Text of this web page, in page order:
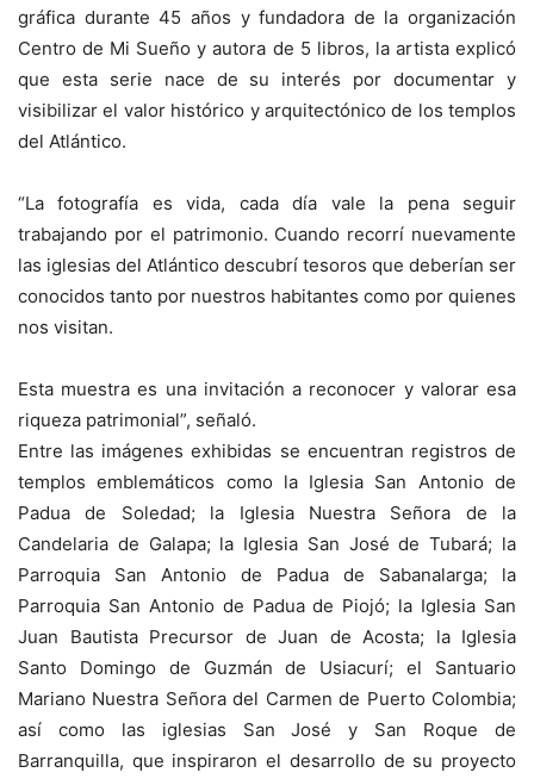
gráfica durante 45 años y fundadora de la organización
Centro de Mi Sueño y autora de 5 libros, la artista explicó
que esta serie nace de su interés por documentar y
visibilizar el valor histórico y arquitectónico de los templos
del Atlántico.
“La fotografía es vida, cada día vale la pena seguir
trabajando por el patrimonio. Cuando recorrí nuevamente
las iglesias del Atlántico descubrí tesoros que deberían ser
conocidos tanto por nuestros habitantes como por quienes
nos visitan.
Esta muestra es una invitación a reconocer y valorar esa
riqueza patrimonial”, señaló.
Entre las imágenes exhibidas se encuentran registros de
templos emblemáticos como la Iglesia San Antonio de
Padua de Soledad; la Iglesia Nuestra Señora de la
Candelaria de Galapa; la Iglesia San José de Tubará; la
Parroquia San Antonio de Padua de Sabanalarga; la
Parroquia San Antonio de Padua de Piojó; la Iglesia San
Juan Bautista Precursor de Juan de Acosta; la Iglesia
Santo Domingo de Guzmán de Usiacurí; el Santuario
Mariano Nuestra Señora del Carmen de Puerto Colombia;
así como las iglesias San José y San Roque de
Barranquilla, que inspiraron el desarrollo de su proyecto